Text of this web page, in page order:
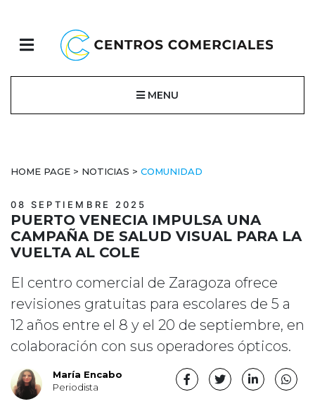
MENU
HOME PAGE > NOTICIAS > COMUNIDAD
08 SEPTIEMBRE 2025
PUERTO VENECIA IMPULSA UNA
CAMPAÑA DE SALUD VISUAL PARA LA
VUELTA AL COLE
El centro comercial de Zaragoza ofrece
revisiones gratuitas para escolares de 5 a
12 años entre el 8 y el 20 de septiembre, en
colaboración con sus operadores ópticos.
María Encabo
Periodista